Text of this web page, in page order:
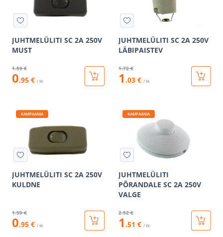
JUHTMELÜLITI SC 2A 250V
MUST
1.59 €
0.95 € / tk
JUHTMELÜLITI SC 2A 250V
LÄBIPAISTEV
1.72 €
1 .03 € / tk
KAMPAANIA
JUHTMELÜLITI SC 2A 250V
KULDNE
1.59 €
0.95 € / tk
KAMPAANIA
JUHTMELÜLITI
PÕRANDALE SC 2A 250V
VALGE
2.52 €
1 .51 € / tk